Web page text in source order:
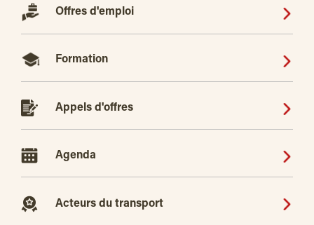
Offres d'emploi
Formation
Appels d'offres
Agenda
Acteurs du transport